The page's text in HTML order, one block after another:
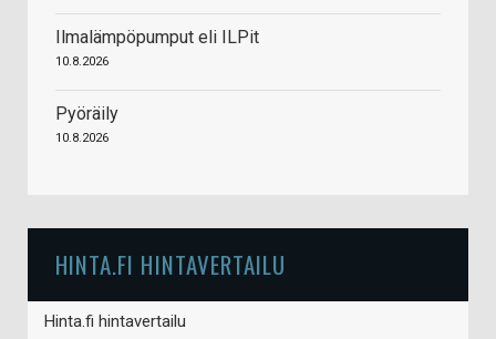
Ilmalämpöpumput eli ILPit
10.8.2026
Pyöräily
10.8.2026
HINTA.FI HINTAVERTAILU
Hinta.fi hintavertailu